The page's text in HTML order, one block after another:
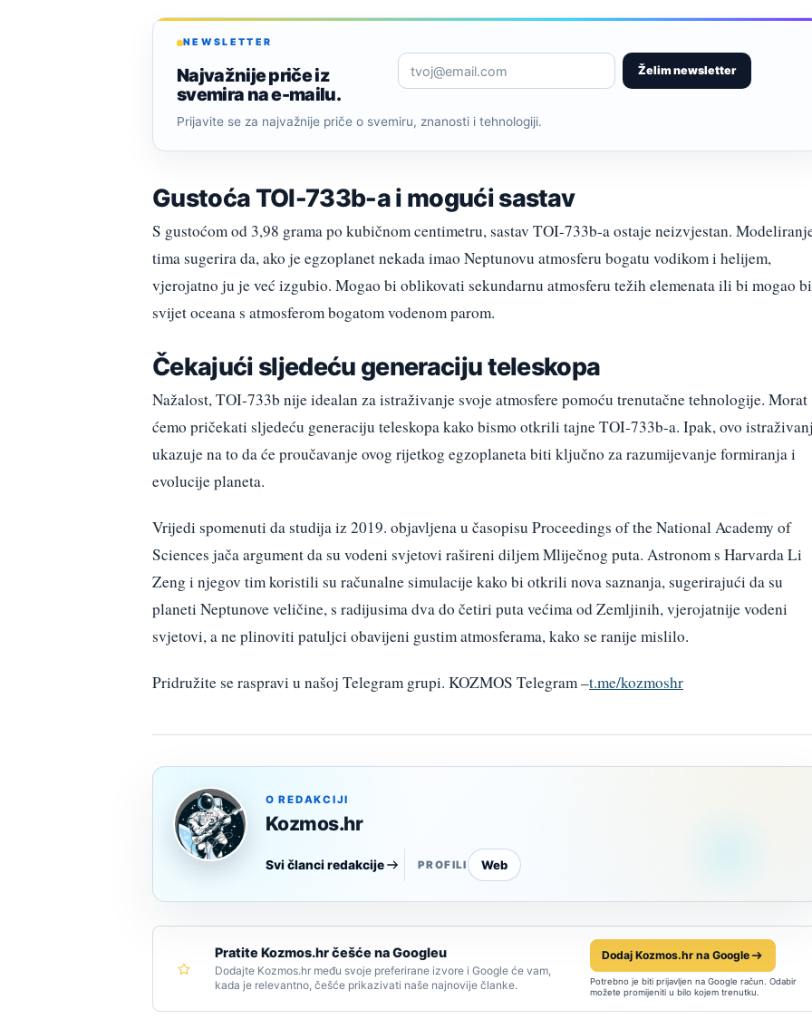
NEWSLETTER
Najvažnije priče iz
svemira na e-mailu.
Želim newsletter
Prijavite se za najvažnije priče o svemiru, znanosti i tehnologiji.
Gustoća TOI-733b-a i mogući sastav
S gustoćom od 3,98 grama po kubičnom centimetru, sastav TOI-733b-a ostaje neizvjestan.
tima sugerira da, ako je egzoplanet nekada imao Neptunovu atmosferu bogatu vodikom i helijem,
vjerojatno ju je već izgubio. Mogao bi oblikovati sekundarnu atmosferu težih elemenata ili bi mogao
svijet oceana s atmosferom bogatom vodenom parom.
Čekajući sljedeću generaciju teleskopa
Nažalost, TOI-733b nije idealan za istraživanje svoje atmosfere pomoću trenutačne tehnologije. Morat
ćemo pričekati sljedeću generaciju teleskopa kako bismo otkrili tajne TOI-733b-a. Ipak, ovo
ukazuje na to da će proučavanje ovog rijetkog egzoplaneta biti ključno za razumijevanje formiranja i
evolucije planeta.
Vrijedi spomenuti da studija iz 2019. objavljena u časopisu Proceedings of the National Academy of
Sciences jača argument da su vodeni svjetovi rašireni diljem Mliječnog puta. Astronom s Harvarda Li
Zeng i njegov tim koristili su računalne simulacije kako bi otkrili nova saznanja, sugerirajući da su
planeti Neptunove veličine, s radijusima dva do četiri puta većima od Zemljinih, vjerojatnije vodeni
svjetovi, a ne plinoviti patuljci obavijeni gustim atmosferama, kako se ranije mislilo.
Pridružite se raspravi u našoj Telegram grupi. KOZMOS Telegram –t.me/kozmoshr
O REDAKCIJI
Kozmos.hr
Svi članci redakcije PROFILI Web
Pratite Kozmos.hr češće na Googleu
Dodajte Kozmos.hr među svoje preferirane izvore i Google će vam,
kada je relevantno, češće prikazivati naše najnovije članke.
Dodaj Kozmos.hr na Google
Potrebno je biti prijavljen na Google račun. Odabir
možete promijeniti u bilo kojem trenutku.